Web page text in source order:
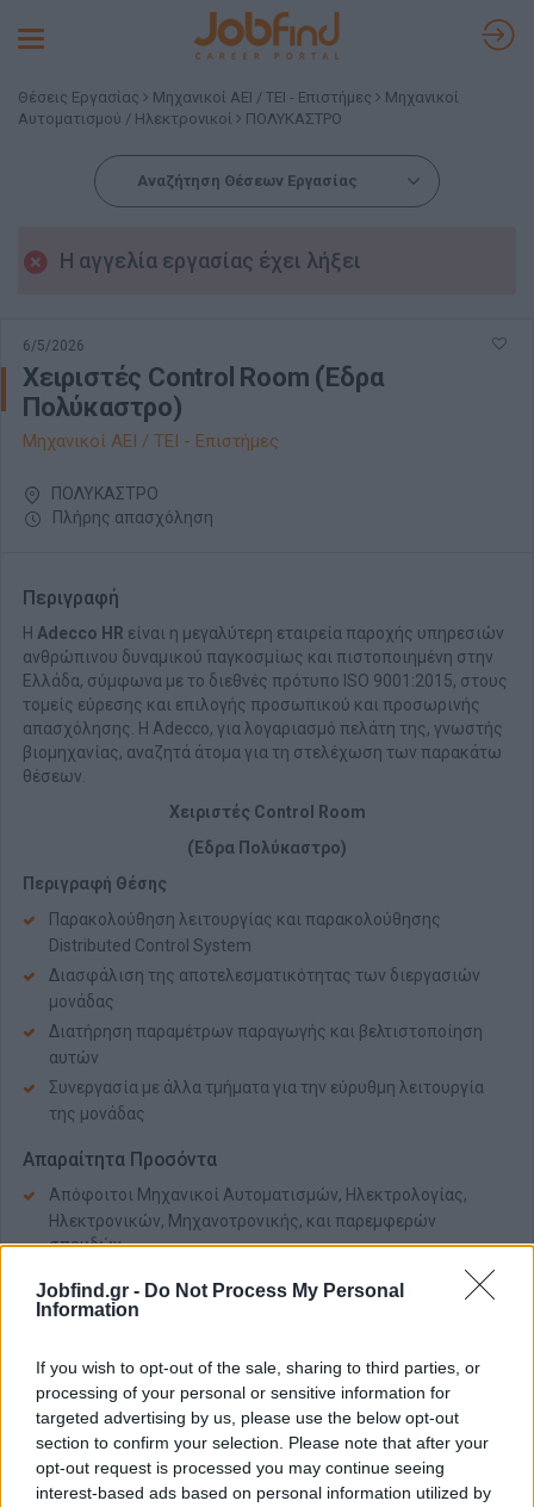
Jobfind.gr - Do Not Process My Personal
Information
If you wish to opt-out of the sale, sharing to third parties, or
processing of your personal or sensitive information for
targeted advertising by us, please use the below opt-out
section to confirm your selection. Please note that after your
opt-out request is processed you may continue seeing
interest-based ads based on personal information utilized by
Toggle
Θέσεις Εργασίας Μηχανικοί ΑΕΙ / ΤΕΙ - Επιστήμες
Μηχανικοί
Αυτοματισμού / Ηλεκτρονικοί
ΠΟΛΥΚΑΣΤΡΟ
Αναζήτηση Θέσεων Εργασίας
Η αγγελία εργασίας έχει λήξει
6/5/2026
Χειριστές Control Room (Έδρα
Πολύκαστρο)
Μηχανικοί ΑΕΙ / ΤΕΙ - Επιστήμες
ΠΟΛΥΚΑΣΤΡΟ
Πλήρης απασχόληση
Περιγραφή
Η Adecco HR είναι η μεγαλύτερη εταιρεία παροχής υπηρεσιών
ανθρώπινου δυναμικού παγκοσμίως και πιστοποιημένη στην
Ελλάδα, σύμφωνα με το διεθνές πρότυπο ISO 9001:2015, στους
τομείς εύρεσης και επιλογής προσωπικού και προσωρινής
απασχόλησης. H Adecco, για λογαριασμό πελάτη της, γνωστής
βιομηχανίας, αναζητά άτομα για τη στελέχωση των παρακάτω
θέσεων.
Χειριστές Control Room
(Έδρα Πολύκαστρο)
Περιγραφή Θέσης
Παρακολούθηση λειτουργίας και παρακολούθησης
Distributed Control System
Διασφάλιση της αποτελεσματικότητας των διεργασιών
μονάδας
Διατήρηση παραμέτρων παραγωγής και βελτιστοποίηση
αυτών
Συνεργασία με άλλα τμήματα για την εύρυθμη λειτουργία
της μονάδας
Απαραίτητα Προσόντα
Απόφοιτοι Μηχανικοί Αυτοματισμών, Ηλεκτρολογίας,
Ηλεκτρονικών, Μηχανοτρονικής, και παρεμφερών
σπουδών
απαραίτητη
Ευελιξία εργασίας σε βραδινές βάρδιες
Παροχές
Σταθερό πακέτο αποδοχών
Δυναμικό περιβάλλον εργασίας